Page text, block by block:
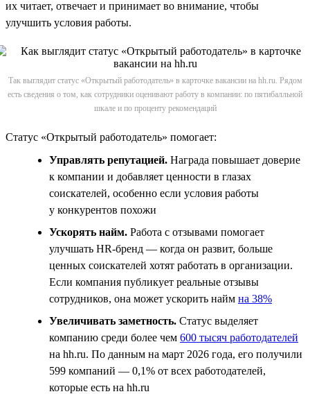
их читает, отвечает и принимает во внимание, чтобы
улучшить условия работы.
Так выглядит статус «Открытый работодатель» в карточке вакансии на hh.ru. Рядом
есть сведения о том, как сотрудники оценивают работу в компании: по пятибалльной
шкале и по проценту рекомендаций
Статус «Открытый работодатель» помогает:
Управлять репутацией. Награда повышает доверие
к компании и добавляет ценности в глазах
соискателей, особенно если условия работы
у конкурентов похожи
Ускорять найм. Работа с отзывами помогает
улучшать HR-бренд — когда он развит, больше
ценных соискателей хотят работать в организации.
Если компания публикует реальные отзывы
сотрудников, она может ускорить найм на 38%
Увеличивать заметность. Статус выделяет
компанию среди более чем 600 тысяч работодателей
на hh.ru. По данным на март 2026 года, его получили
599 компаний — 0,1% от всех работодателей,
которые есть на hh.ru